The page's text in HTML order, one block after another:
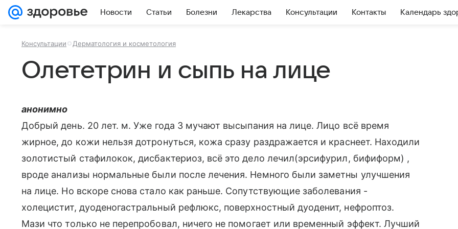
Новости Статьи Болезни Лекарства Консультации Контакты Календарь
Консультации Дерматология и косметология
Олететрин и сыпь на лице
анонимно
Добрый день. 20 лет. м. Уже года 3 мучают высыпания на лице. Лицо всё время
жирное, до кожи нельзя дотронуться, кожа сразу раздражается и краснеет. Находили
золотистый стафилокок, дисбактериоз, всё это дело лечил(эрсифурил, бифиформ) ,
вроде анализы нормальные были после лечения. Немного были заметны улучшения
на лице. Но вскоре снова стало как раньше. Сопутствующие заболевания -
холецистит, дуоденогастральный рефлюкс, поверхностный дуоденит, нефроптоз.
Мази что только не перепробовал, ничего не помогает или временный эффект. Лучший